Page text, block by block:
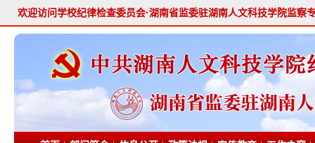
欢迎访问学校纪律检查委员会·湖南省监委驻湖南人文科技学院监察